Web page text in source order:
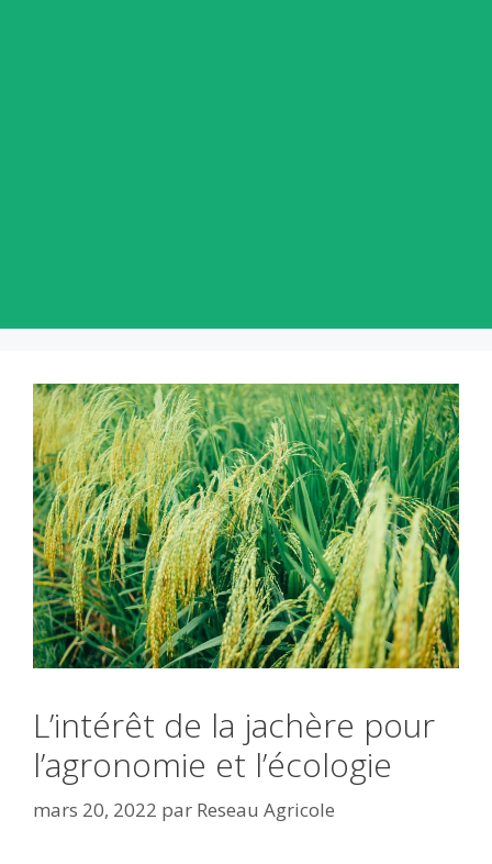
L’intérêt de la jachère pour
l’agronomie et l’écologie
mars 20, 2022 par Reseau Agricole